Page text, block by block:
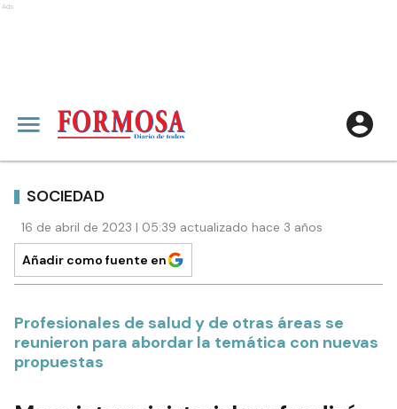
Ads
SOCIEDAD
16 de abril de 2023 | 05:39 actualizado hace 3 años
Añadir como fuente en
Profesionales de salud y de otras áreas se
reunieron para abordar la temática con nuevas
propuestas